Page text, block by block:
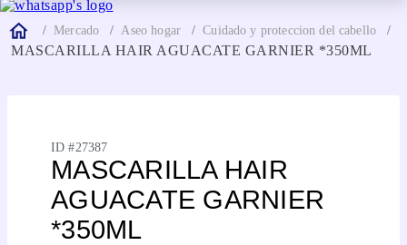
Mercado Aseo hogar Cuidado y proteccion del cabello
MASCARILLA HAIR AGUACATE GARNIER *350ML
ID #27387
MASCARILLA HAIR
AGUACATE GARNIER
*350ML